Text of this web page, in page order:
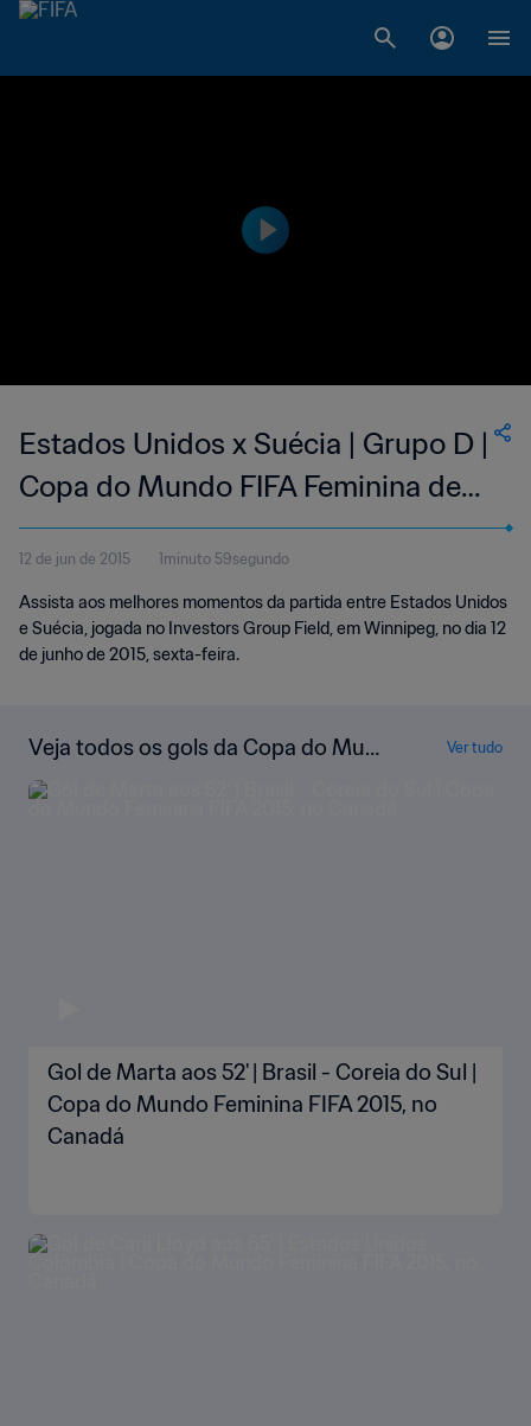
Estados Unidos x Suécia | Grupo D |
Copa do Mundo FIFA Feminina de
2015, no Canadá | Melhores
Momentos
12 de jun de 2015 1minuto 59segundo
Assista aos melhores momentos da partida entre Estados Unidos
e Suécia, jogada no Investors Group Field, em Winnipeg, no dia 12
de junho de 2015, sexta-feira.
Veja todos os gols da Copa do Mun
do Feminina da FIFA de 2015, no Ca
nadá
Ver tudo
Gol de Marta aos 52' | Brasil - Coreia do Sul |
Copa do Mundo Feminina FIFA 2015, no
Canadá